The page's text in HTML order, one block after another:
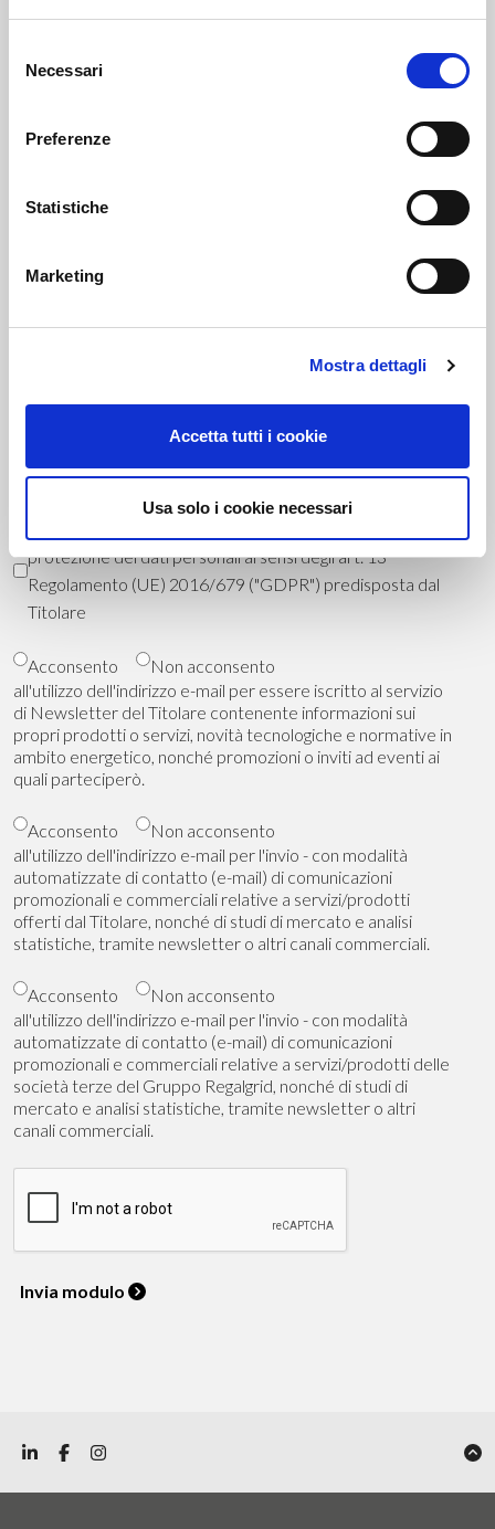
delNecessari
Preferenze
Statistiche
Marketing
Mostra dettagli
Accetta tutti i cookie
Usa solo i cookie necessari
protezione dei dati personali ai sensi degli art. 13
Regolamento (UE) 2016/679 ("GDPR") predisposta dal
Titolare
Acconsento
Non acconsento
all'utilizzo dell'indirizzo e-mail per essere iscritto al servizio
di Newsletter del Titolare contenente informazioni sui
propri prodotti o servizi, novità tecnologiche e normative in
ambito energetico, nonché promozioni o inviti ad eventi ai
quali parteciperò.
Acconsento
Non acconsento
all'utilizzo dell'indirizzo e-mail per l'invio - con modalità
automatizzate di contatto (e-mail) di comunicazioni
promozionali e commerciali relative a servizi/prodotti
offerti dal Titolare, nonché di studi di mercato e analisi
statistiche, tramite newsletter o altri canali commerciali.
Acconsento
Non acconsento
all'utilizzo dell'indirizzo e-mail per l'invio - con modalità
automatizzate di contatto (e-mail) di comunicazioni
promozionali e commerciali relative a servizi/prodotti delle
società terze del Gruppo Regalgrid, nonché di studi di
mercato e analisi statistiche, tramite newsletter o altri
canali commerciali.
Invia modulo